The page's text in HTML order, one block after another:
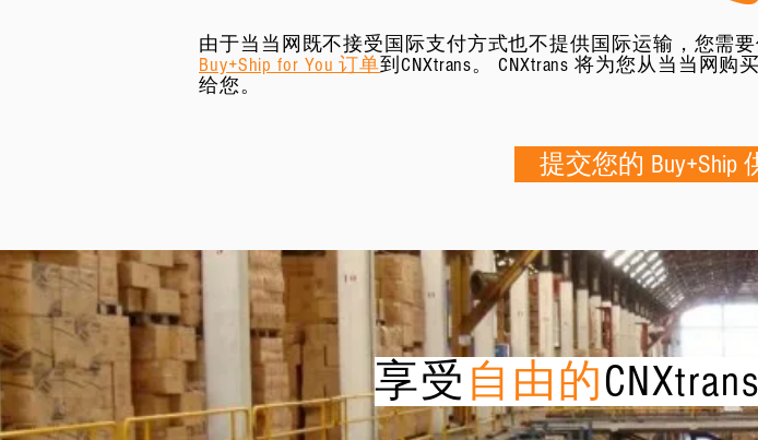
由于当当网既不接受国际支付方式也不提供国际运输，您需要
Buy+Ship for You 订单到CNXtrans。 CNXtrans 将为您从当当网
给您。
提交您的 Buy+Ship
享受 自由的